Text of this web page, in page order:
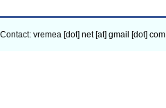
Contact: vremea [dot] net [at] gmail [dot] com